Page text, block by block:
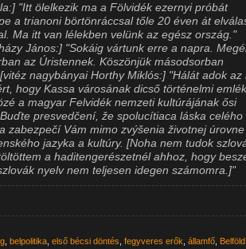
"Itt ölelkezik ma a Fölvidék ezernyi próbát
a trianoni börtönráccsal tőle 20 éven át
Ma itt van lélekben velünk az egész ország."
János:] "Sokáig vártunk erre a napra.
az Úristennek. Köszönjük másodsorban
nagybányai Horthy Miklós:] "Hálát adok az
hogy Kassa városának dicső történelmi
a magyar Felvidék nemzeti kultúrájának ősi
presvedčení, že spolucítiaca láska celého
zabezpečí Vám mimo zvýšenia životnej
jazyka a kultúry. [Noha nem tudok
a haditengerészetnél ahhoz, hogy
nyelv nem teljesen idegen számomra.]"
,belpolitika ,első bécsi döntés ,fegyveres erők ,államfő Belföld